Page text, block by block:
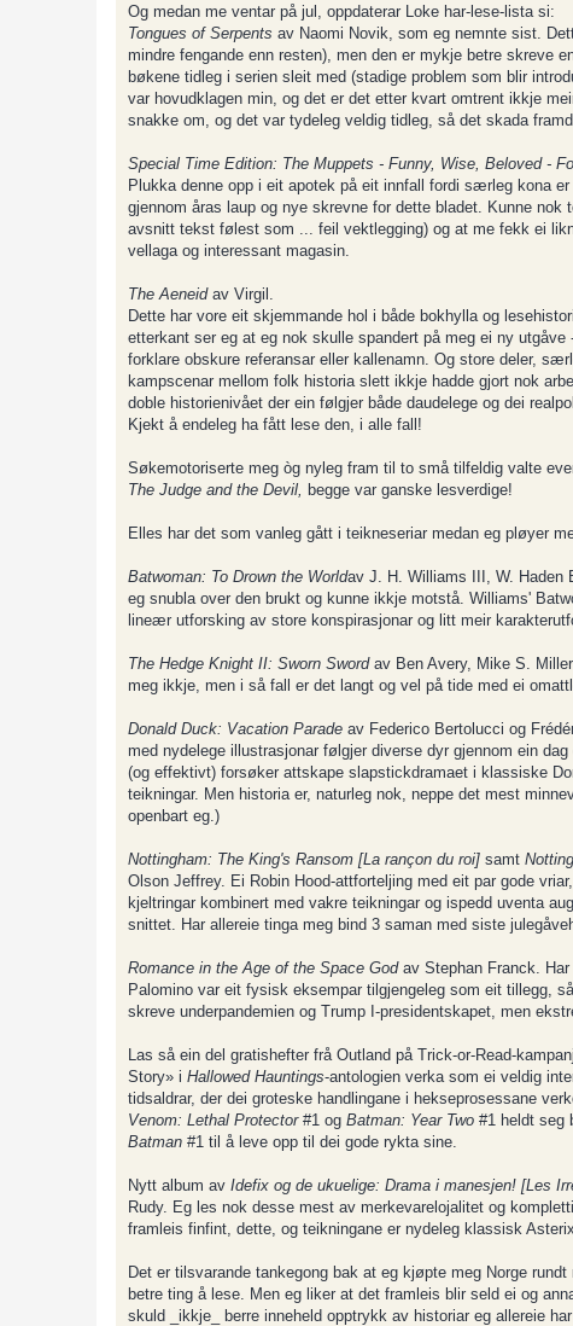
s
t
Og medan me ventar på jul, oppdaterar Loke har-lese-lista si:
Tongues of Serpents av Naomi Novik, som eg nemnte sist.
mindre fengande enn resten), men den er mykje betre skreve
bøkene tidleg i serien sleit med (stadige problem som blir
var hovudklagen min, og det er det etter kvart omtrent ikkje
snakke om, og det var tydeleg veldig tidleg, så det skada
Special Time Edition: The Muppets - Funny, Wise, Beloved -
Plukka denne opp i eit apotek på eit innfall fordi særleg kona
gjennom åras laup og nye skrevne for dette bladet. Kunne
avsnitt tekst følest som ... feil vektlegging) og at me fekk ei
vellaga og interessant magasin.
The Aeneidav Virgil.
Dette har vore eit skjemmande hol i både bokhylla og
etterkant ser eg at eg nok skulle spandert på meg ei ny
forklare obskure referansar eller kallenamn. Og store deler,
kampscenar mellom folk historia slett ikkje hadde gjort nok
doble historienivået der ein følgjer både daudelege og dei
Kjekt å endeleg ha fått lese den, i alle fall!
Søkemotoriserte meg òg nyleg fram til to små tilfeldig valte
The Judge and the Devil, begge var ganske lesverdige!
Elles har det som vanleg gått i teikneseriar medan eg pløyer
Batwoman: To Drown the Worldav J. H. Williams III, W. Haden
eg snubla over den brukt og kunne ikkje motstå. Williams'
lineær utforsking av store konspirasjonar og litt meir
The Hedge Knight II: Sworn Swordav Ben Avery, Mike S.
meg ikkje, men i så fall er det langt og vel på tide med ei
Donald Duck: Vacation Parade av Federico Bertolucci og
med nydelege illustrasjonar følgjer diverse dyr gjennom ein
(og effektivt) forsøker attskape slapstickdramaet i klassiske
teikningar. Men historia er, naturleg nok, neppe det mest
openbart eg.)
Nottingham: The King's Ransom [La rançon du roi] samt
Olson Jeffrey. Ei Robin Hood-attforteljing med eit par gode
kjeltringar kombinert med vakre teikningar og ispedd uventa
snittet. Har allereie tinga meg bind 3 saman med siste
Romance in the Age of the Space Godav Stephan Franck.
Palomino var eit fysisk eksempar tilgjengeleg som eit tillegg,
skreve underpandemien og Trump I-presidentskapet, men
Las så ein del gratishefter frå Outland på Trick-or-Read-
Story» i Hallowed Hauntings-antologien verka som ei veldig
tidsaldrar, der dei groteske handlingane i hekseprosessane
Venom: Lethal Protector#1 og Batman: Year Two #1 heldt seg
Batman #1 til å leve opp til dei gode rykta sine.
Nytt album av Idefix og de ukuelige: Drama i manesjen! [Les
Rudy. Eg les nok desse mest av merkevarelojalitet og
framleis finfint, dette, og teikningane er nydeleg klassisk
Det er tilsvarande tankegong bak at eg kjøpte meg Norge rundt
betre ting å lese. Men eg liker at det framleis blir seld ei og
skuld _ikkje_ berre inneheld opptrykk av historiar eg allereie